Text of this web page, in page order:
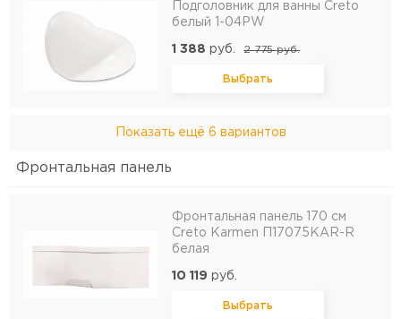
Подголовник для ванны Creto
белый 1-04PW
1 388руб. 2 775руб.
Выбрать
Показать ещё 6 вариантов
Фронтальная панель
Фронтальная панель 170 см
Creto Karmen П17075KAR-R
белая
10 119руб.
Выбрать